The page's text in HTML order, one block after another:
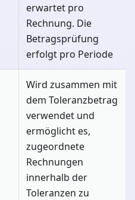
erwartet pro
Rechnung. Die
Betragsprüfung
erfolgt pro Periode
Wird zusammen mit
dem Toleranzbetrag
verwendet und
ermöglicht es,
zugeordnete
Rechnungen
innerhalb der
Toleranzen zu